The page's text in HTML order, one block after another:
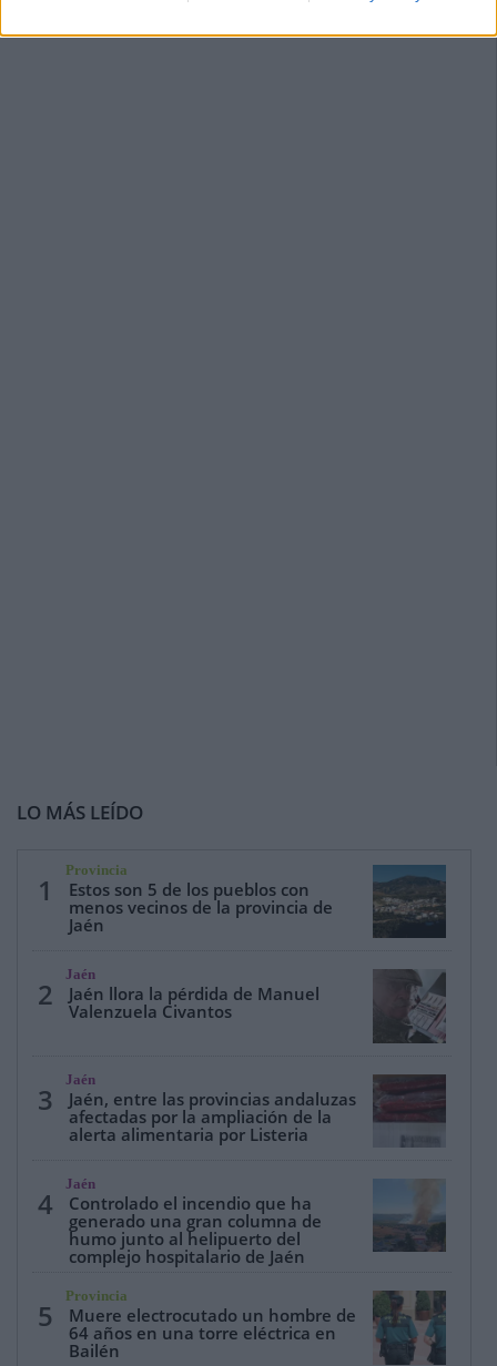
LO MÁS LEÍDO
1
Provincia
Estos son 5 de los pueblos con
menos vecinos de la provincia de
Jaén
2
Jaén
Jaén llora la pérdida de Manuel
Valenzuela Civantos
3
Jaén
Jaén, entre las provincias andaluzas
afectadas por la ampliación de la
alerta alimentaria por Listeria
4
Jaén
Controlado el incendio que ha
generado una gran columna de
humo junto al helipuerto del
complejo hospitalario de Jaén
5
Provincia
Muere electrocutado un hombre de
64 años en una torre eléctrica en
Bailén